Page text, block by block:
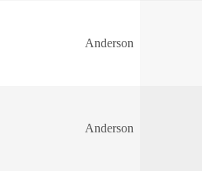
Anderson
Anderson